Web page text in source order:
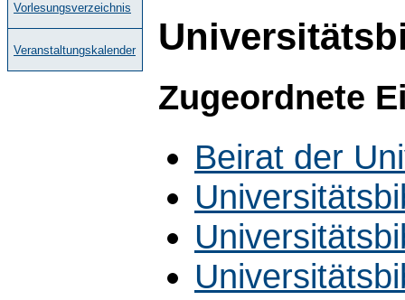
Vorlesungsverzeichnis
Veranstaltungskalender
Zugeordnete
Beirat der